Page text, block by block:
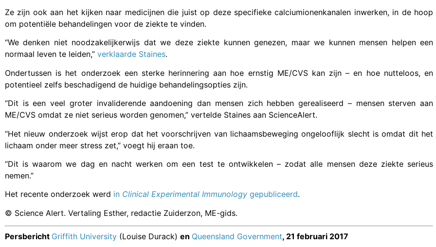
Ze zijn ook aan het kijken naar medicijnen die juist op deze specifieke calciumionenkanalen inwerken, in de hoop
om potentiële behandelingen voor de ziekte te vinden.
“We denken niet noodzakelijkerwijs dat we deze ziekte kunnen genezen, maar we kunnen mensen helpen een
normaal leven te leiden,” verklaarde Staines.
Ondertussen is het onderzoek een sterke herinnering aan hoe ernstig ME/CVS kan zijn – en hoe nutteloos, en
potentieel zelfs beschadigend de huidige behandelingsopties zijn.
“Dit is een veel groter invaliderende aandoening dan mensen zich hebben gerealiseerd – mensen sterven aan
ME/CVS omdat ze niet serieus worden genomen,” vertelde Staines aan ScienceAlert.
“Het nieuw onderzoek wijst erop dat het voorschrijven van lichaamsbeweging ongelooflijk slecht is omdat dit het
lichaam onder meer stress zet,” voegt hij eraan toe.
“Dit is waarom we dag en nacht werken om een test te ontwikkelen – zodat alle mensen deze ziekte serieus
nemen.”
Het recente onderzoek werd in Clinical Experimental Immunology gepubliceerd.
© Science Alert. Vertaling Esther, redactie Zuiderzon, ME-gids.
Persbericht Griffith University (Louise Durack) en Queensland Government, 21 februari 2017